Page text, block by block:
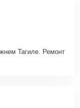
Тагиле. Ремонт